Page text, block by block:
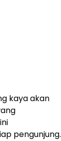
kaya akan
pengunjung.